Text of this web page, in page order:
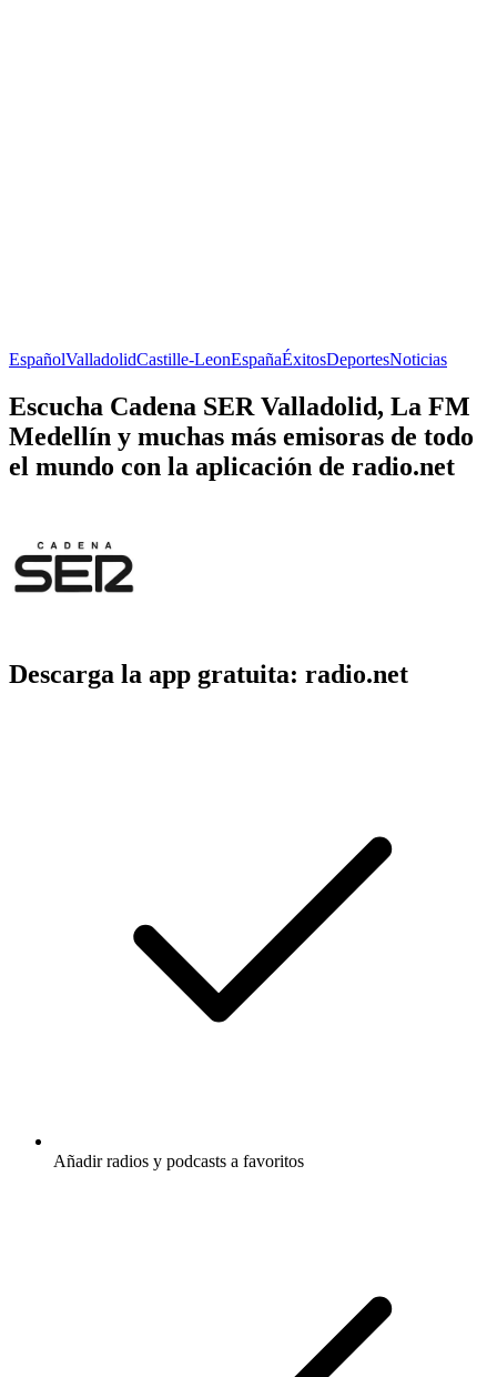
EspañolValladolidCastille-LeonEspañaÉxitosDeportesNoticias
Escucha Cadena SER Valladolid, La FM
Medellín y muchas más emisoras de todo
el mundo con la aplicación de radio.net
Descarga la app gratuita: radio.net
Añadir radios y podcasts a favoritos